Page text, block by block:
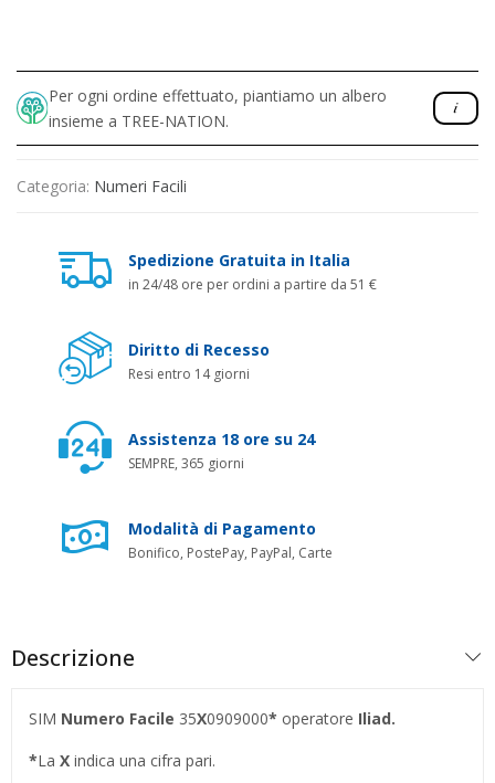
Per ogni ordine effettuato, piantiamo un albero
insieme a TREE-NATION.
Categoria: Numeri Facili
Spedizione Gratuita in Italia
in 24/48 ore per ordini a partire da 51 €
Diritto di Recesso
Resi entro 14 giorni
Assistenza 18 ore su 24
SEMPRE, 365 giorni
Modalità di Pagamento
Bonifico, PostePay, PayPal, Carte
Descrizione
SIM Numero Facile 35X0909000* operatore Iliad.
*La X indica una cifra pari.